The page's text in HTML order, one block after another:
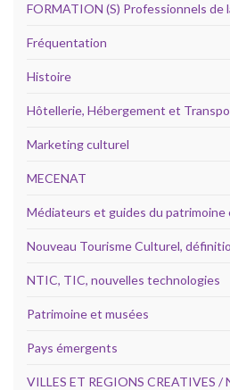
FORMATION (S) Professionnels
Fréquentation
Histoire
Hôtellerie, Hébergement et
Marketing culturel
MECENAT
Médiateurs et guides du patrimoine
Nouveau Tourisme Culturel,
NTIC, TIC, nouvelles technologies
Patrimoine et musées
Pays émergents
VILLES ET REGIONS CREATIVES